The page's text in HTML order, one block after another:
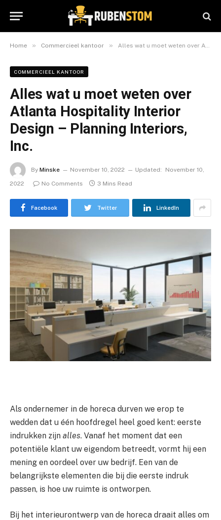
Home » Commercieel kantoor » Alles wat u moet weten over Atlanta Hospitality Interior Design – Planning Interiors, Inc.
COMMERCIEEL KANTOOR
Alles wat u moet weten over
Atlanta Hospitality Interior
Design – Planning Interiors,
Inc.
By Minske November 10, 2022 Updated:
November 10,
2022
No Comments 3 Mins Read
Facebook Twitter LinkedIn
Als ondernemer in de horeca durven we erop te
wedden dat u één hoofdregel heel goed kent: eerste
indrukken zijn alles. Vanaf het moment dat een
potentiële klant uw eigendom betreedt, vormt hij een
mening en oordeel over uw bedrijf. Een van de
belangrijkste elementen die bij die eerste indruk
passen, is hoe uw ruimte is ontworpen.
Bij het interieurontwerp van de horeca draait alles om